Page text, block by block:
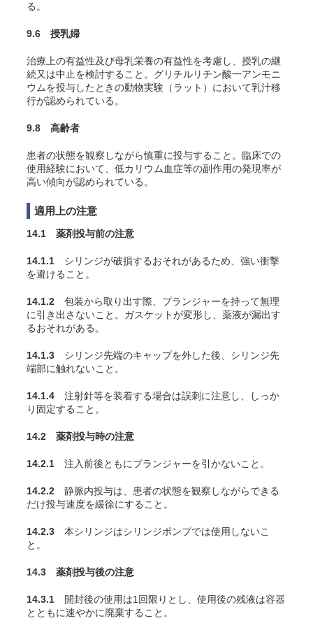
る 。
9.6 授乳婦
治療上の有益性及び母乳栄養の有益性を考慮し、授乳の継
続又は中止を検討すること。グリチルリチン酸一アンモニ
ウムを投与したときの動物実験（ラット）において乳汁移
行が認められている 。
9.8 高齢者
患者の状態を観察しながら慎重に投与すること。臨床での
使用経験において、低カリウム血症等の副作用の発現率が
高い傾向が認められている。
適用上の注意
14.1 薬剤投与前の注意
14.1.1 シリンジが破損するおそれがあるため、強い衝撃
を避けること。
14.1.2 包装から取り出す際、プランジャーを持って無理
に引き出さないこと。ガスケットが変形し、薬液が漏出す
るおそれがある。
14.1.3 シリンジ先端のキャップを外した後、シリンジ先
端部に触れないこと。
14.1.4 注射針等を装着する場合は誤刺に注意し、しっか
り固定すること。
14.2 薬剤投与時の注意
14.2.1 注入前後ともにプランジャーを引かないこと。
14.2.2 静脈内投与は、患者の状態を観察しながらできる
だけ投与速度を緩徐にすること。
14.2.3 本シリンジはシリンジポンプでは使用しないこ
と。
14.3 薬剤投与後の注意
14.3.1 開封後の使用は1回限りとし、使用後の残液は容器
とともに速やかに廃棄すること。